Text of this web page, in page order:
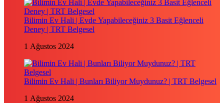
Bilimin Ev Hali | Evde Yapabileceğiniz 3 Basit Eğlenceli
Deney | TRT Belgesel
1 Ağustos 2024
Bilimin Ev Hali | Bunları Biliyor Muydunuz? | TRT Belgesel
1 Ağustos 2024